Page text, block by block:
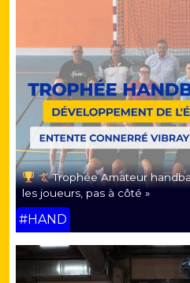
Trophée Amateur
les joueurs, pas à côté »
#HAND